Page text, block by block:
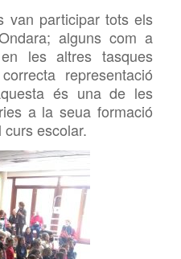
van participar tots els
; alguns com a
les altres tasques
representació
és una de les
a la seua formació
escolar.